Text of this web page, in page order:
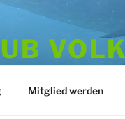
Mitglied werden